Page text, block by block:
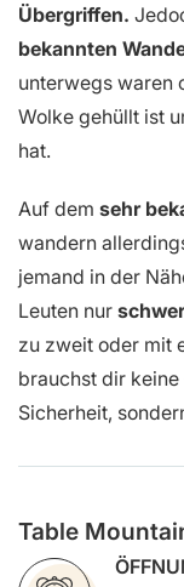
Übergriffen.
bekannten
unterwegs waren
Wolke gehüllt ist
hat.
Auf dem sehr
wandern
jemand in der
Leuten nur
zu zweit oder mit
brauchst dir
Sicherheit,
Table